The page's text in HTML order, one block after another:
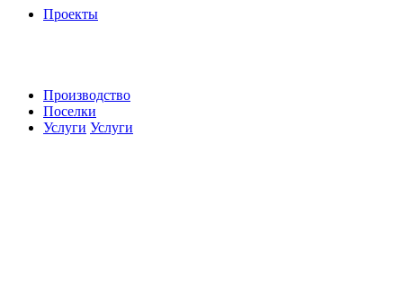
Проекты
Производство
Поселки
Услуги Услуги